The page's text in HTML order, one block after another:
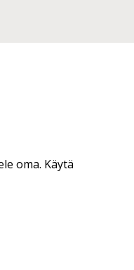
oma. Käytä